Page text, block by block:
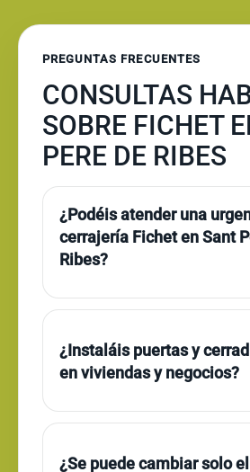
PREGUNTAS FRECUENTES
CONSULTAS
SOBRE FICHET
PERE DE RIBES
¿Podéis atender una
cerrajería Fichet en Sant
Ribes?
¿Instaláis puertas y
en viviendas y negocios?
¿Se puede cambiar solo